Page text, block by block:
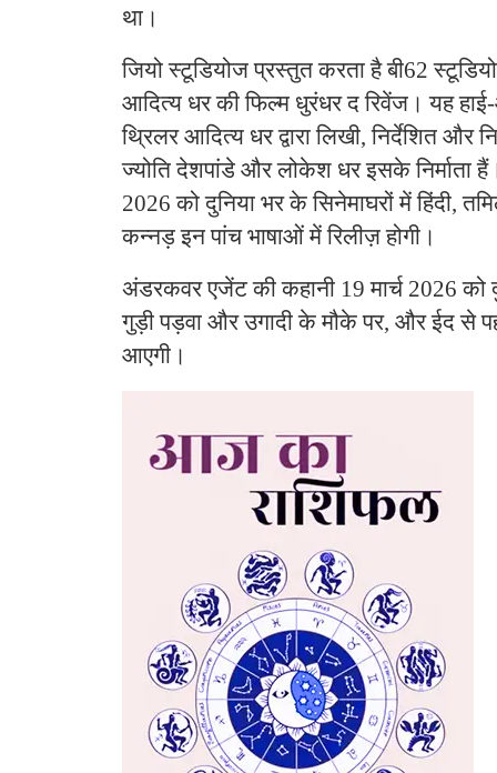
था।
जियो स्टूडियोज प्रस्तुत करता है बी62
आदित्य धर की फिल्म धुरंधर द रिवेंज। यह
थ्रिलर आदित्य धर द्वारा लिखी, निर्देशित और
ज्योति देशपांडे और लोकेश धर इसके निर्माता
2026 को दुनिया भर के सिनेमाघरों में हिंदी,
कन्नड़ इन पांच भाषाओं में रिलीज़ होगी।
अंडरकवर एजेंट की कहानी 19 मार्च 2026 को
गुड़ी पड़वा और उगादी के मौके पर, और ईद से
आएगी।